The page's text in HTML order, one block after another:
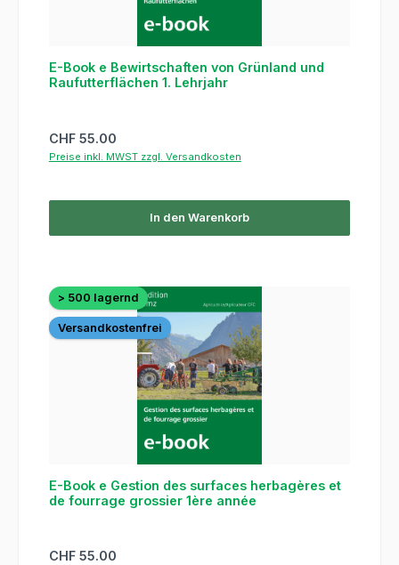
E-Book e Bewirtschaften von Grünland und
Raufutterflächen 1. Lehrjahr
Regulärer Preis:
CHF 55.00
Preise inkl. MWST zzgl. Versandkosten
In den Warenkorb
> 500 lagernd
Versandkostenfrei
E-Book e Gestion des surfaces herbagères et
de fourrage grossier 1ère année
Regulärer Preis:
CHF 55.00